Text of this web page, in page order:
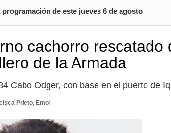
de este jueves 6 de agosto
cachorro rescatado
de la Armada
Cabo Odger, con base en el puerto de
Prieto, Emol